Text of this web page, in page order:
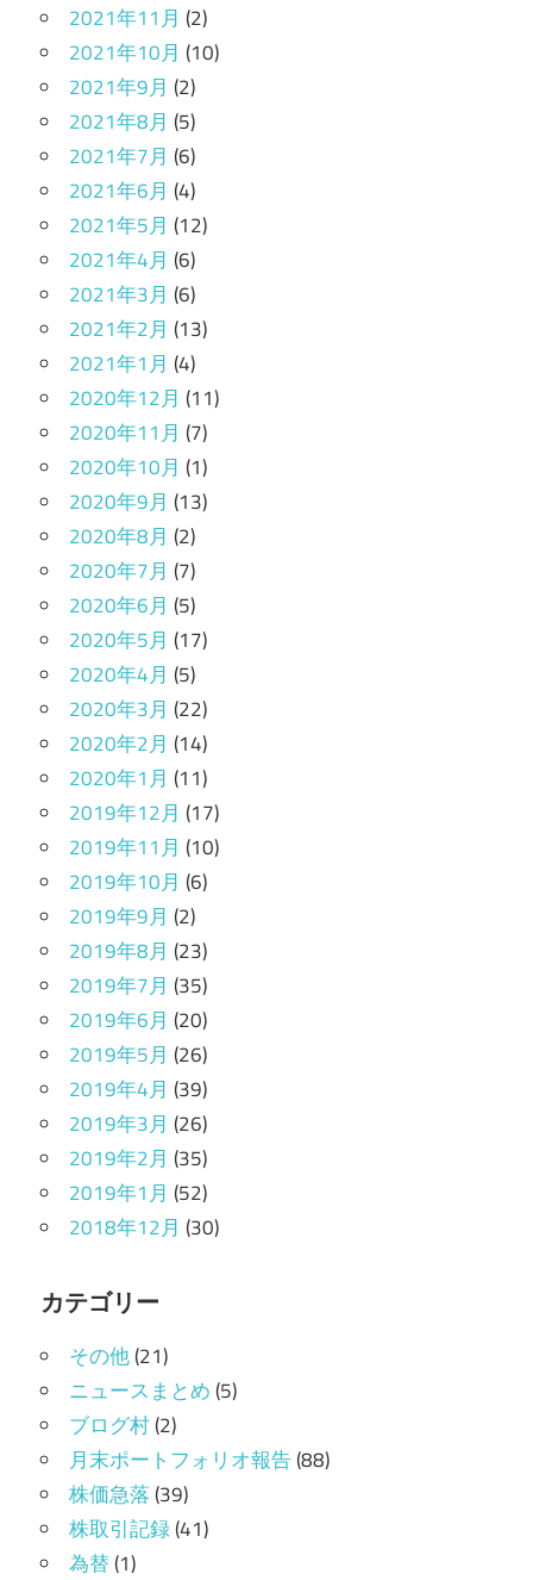
2021年11月 (2)
2021年10月 (10)
2021年9月 (2)
2021年8月 (5)
2021年7月 (6)
2021年6月 (4)
2021年5月 (12)
2021年4月 (6)
2021年3月 (6)
2021年2月 (13)
2021年1月 (4)
2020年12月 (11)
2020年11月 (7)
2020年10月 (1)
2020年9月 (13)
2020年8月 (2)
2020年7月 (7)
2020年6月 (5)
2020年5月 (17)
2020年4月 (5)
2020年3月 (22)
2020年2月 (14)
2020年1月 (11)
2019年12月 (17)
2019年11月 (10)
2019年10月 (6)
2019年9月 (2)
2019年8月 (23)
2019年7月 (35)
2019年6月 (20)
2019年5月 (26)
2019年4月 (39)
2019年3月 (26)
2019年2月 (35)
2019年1月 (52)
2018年12月 (30)
カテゴリー
その他(21)
ニュースまとめ(5)
ブログ村(2)
月末ポートフォリオ報告(88)
株価急落(39)
株取引記録(41)
為替(1)